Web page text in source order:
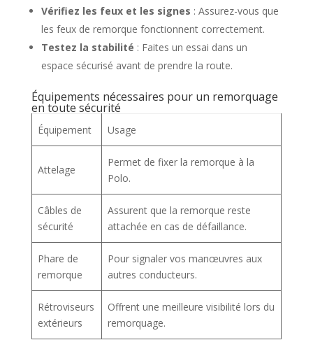
Vérifiez les feux et les signes : Assurez-vous que
les feux de remorque fonctionnent correctement.
Testez la stabilité : Faites un essai dans un
espace sécurisé avant de prendre la route.
Équipements nécessaires pour un remorquage
en toute sécurité
Équipement Usage
Attelage
Permet de fixer la remorque à la
Polo.
Câbles de
sécurité
Assurent que la remorque reste
attachée en cas de défaillance.
Phare de
remorque
Pour signaler vos manœuvres aux
autres conducteurs.
Rétroviseurs
extérieurs
Offrent une meilleure visibilité lors du
remorquage.